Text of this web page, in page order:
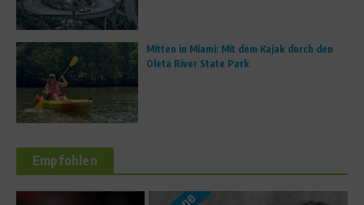
Mitten in Miami: Mit dem Kajak durch den
Oleta River State Park
Empfohlen